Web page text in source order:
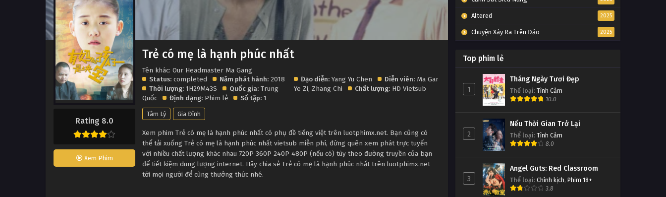
Rating 8.0
Xem Phim
Trẻ có mẹ là hạnh phúc nhất
Tên khác: Our Headmaster Ma Gang
Status: completed Năm phát hành: 2018
Thời lượng: 1H29M43S Quốc gia: Trung
Quốc
Định dạng: Phim lẻ Số tập: 1
Đạo diễn: Yang Yu Chen Diễn viên: Ma Gang
Ye Zi, Zhang Chi Chất lượng: HD Vietsub
Tâm Lý Gia Đình
Xem phim Trẻ có mẹ là hạnh phúc nhất có phụ đề tiếng việt trên luotphimx.net. Bạn cũng có
thể tải xuống Trẻ có mẹ là hạnh phúc nhất vietsub miễn phí, đừng quên xem phát trực tuyến
với nhiều chất lượng khác nhau 720P 360P 240P 480P (nếu có) tùy theo đường truyền của bạn
để tiết kiệm dung lượng internet. Hãy chia sẻ Trẻ có mẹ là hạnh phúc nhất trên luotphimx.net
tới mọi người để cùng thưởng thức nhé.
Altered 2025
Chuyện Xảy Ra Trên Đảo 2025
Top phim lẻ
1
Tháng Ngày Tươi Đẹp
Thể loại: Tình Cảm
10.0
2
Nếu Thời Gian Trở Lại
Thể loại: Tình Cảm
8.0
3
Angel Guts: Red Classroom
Thể loại: Chính kịch, Phim 18+
3.8